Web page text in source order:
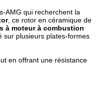
AMG qui recherchent la
, ce rotor en céramique de
à moteur à combustion
sur plusieurs plates-formes
en offrant une résistance